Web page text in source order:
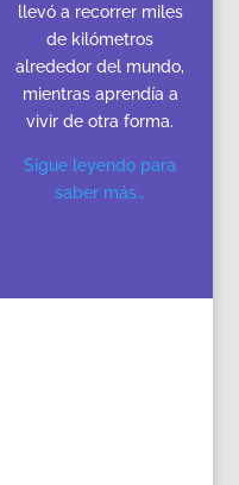
llevó a recorrer miles
de kilómetros
alrededor del mundo,
mientras aprendía a
vivir de otra forma.
Sigue leyendo para
saber más…